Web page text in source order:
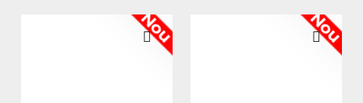
pentru a satisface toate gusturile. Mai mult decat
atat, datorita formulei sale avansate oja este
Nou Nou